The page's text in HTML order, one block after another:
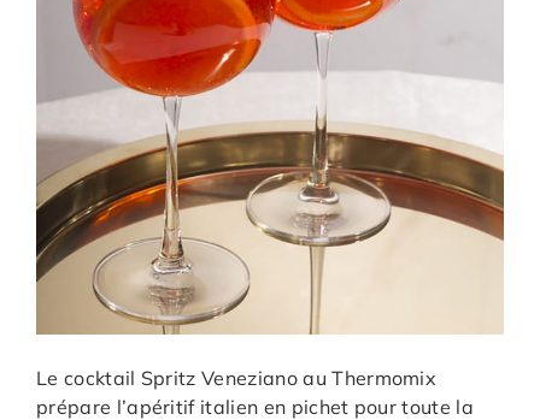
Le cocktail Spritz Veneziano au Thermomix
prépare l’apéritif italien en pichet pour toute la